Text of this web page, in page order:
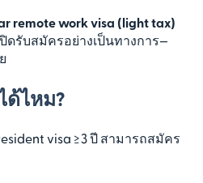
remote work visa (light tax)
ดรับสมัครอย่างเป็นทางการ—
ด้ไหม?
visa ≥ 3 ปี สามารถสมัคร